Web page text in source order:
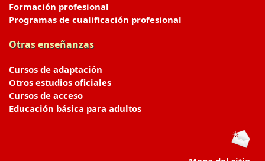
Formación profesional
Programas de cualificación profesional
Otras enseñanzas
Cursos de adaptación
Otros estudios oficiales
Cursos de acceso
Educación básica para adultos